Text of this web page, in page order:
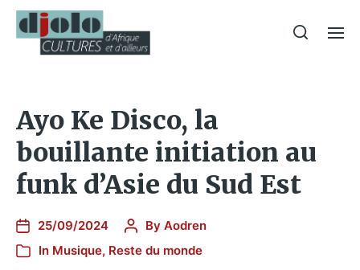
Ayo Ke Disco, la
bouillante initiation au
funk d’Asie du Sud Est
25/09/2024 By Aodren
In Musique, Reste du monde